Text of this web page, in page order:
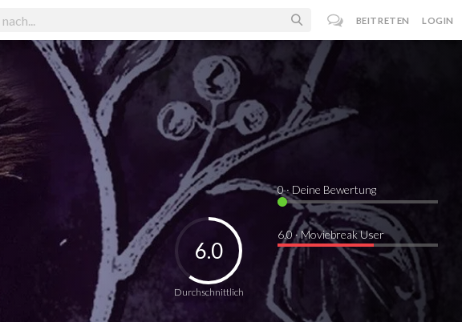
BEITRETEN LOGIN
Durchschnittlich
6.0
0· Deine Bewertung
6.0 · Moviebreak User